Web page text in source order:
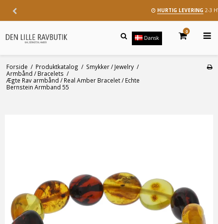
HURTIG LEVERING 2-3
Dansk
0
Forside / Produktkatalog / Smykker / Jewelry /
Armbånd / Bracelets /
Ægte Rav armbånd / Real Amber Bracelet / Echte
Bernstein Armband 55